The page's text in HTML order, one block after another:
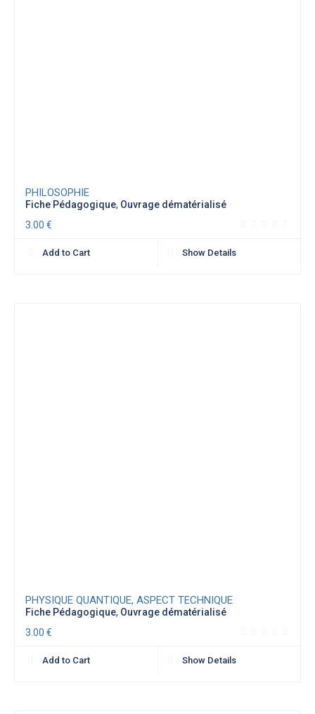
PHILOSOPHIE
Fiche Pédagogique, Ouvrage dématérialisé
3.00€
Add to Cart Show Details
PHYSIQUE QUANTIQUE, ASPECT TECHNIQUE
Fiche Pédagogique, Ouvrage dématérialisé
3.00€
Add to Cart Show Details